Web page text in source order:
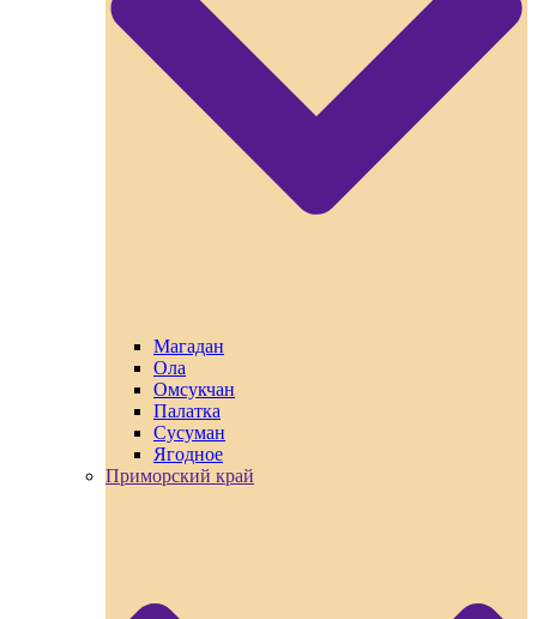
Магадан
Ола
Омсукчан
Палатка
Сусуман
Ягодное
Приморский край